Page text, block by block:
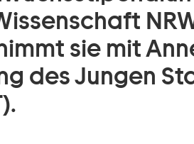
sie mit
des Jungen